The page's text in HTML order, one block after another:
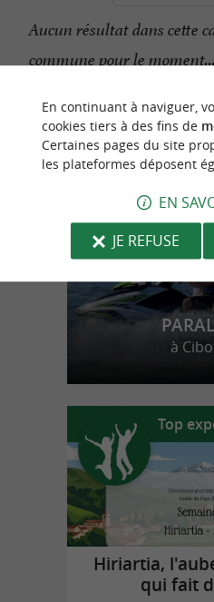
Aucun résultat dans cette
commune pour le
à
Top
Hiriartia,
qui fait
En continuant à naviguer,
cookies tiers à des fins de
Certaines pages du site
les plateformes déposent
EN
JE REFUSE